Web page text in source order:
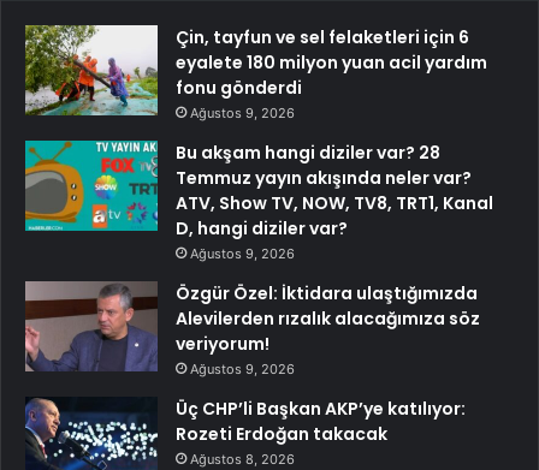
Çin, tayfun ve sel felaketleri için 6
eyalete 180 milyon yuan acil yardım
fonu gönderdi
Ağustos 9, 2026
Bu akşam hangi diziler var? 28
Temmuz yayın akışında neler var?
ATV, Show TV, NOW, TV8, TRT1, Kanal
D, hangi diziler var?
Ağustos 9, 2026
Özgür Özel: İktidara ulaştığımızda
Alevilerden rızalık alacağımıza söz
veriyorum!
Ağustos 9, 2026
Üç CHP’li Başkan AKP’ye katılıyor:
Rozeti Erdoğan takacak
Ağustos 8, 2026